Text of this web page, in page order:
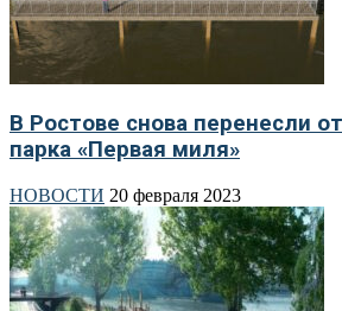
В Ростове снова перенесли
парка «Первая миля»
НОВОСТИ 20 февраля 2023